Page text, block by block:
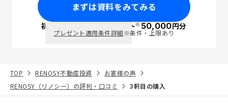
まずは資料をみてみる
初回面談で ポイント※50,000円分
プレゼント適用条件詳細※条件・上限あり
TOP RENOSY不動産投資
お客様の声
RENOSY（リノシー）の評判・口コミ
3軒目の購入